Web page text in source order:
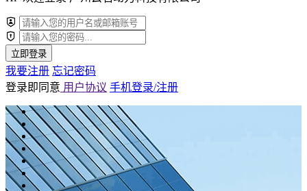
立即登录
我要注册 忘记密码
登录即同意 用户协议 手机登录/注册